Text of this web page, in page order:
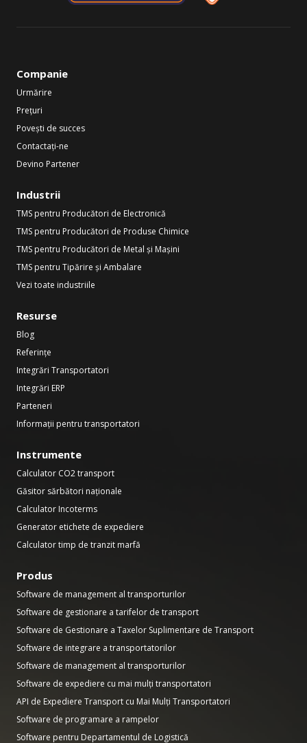
Companie
Urmărire
Prețuri
Povești de succes
Contactați-ne
Devino Partener
Industrii
TMS pentru Producători de Electronică
TMS pentru Producători de Produse Chimice
TMS pentru Producători de Metal și Mașini
TMS pentru Tipărire și Ambalare
Vezi toate industriile
Resurse
Blog
Referințe
Integrări Transportatori
Integrări ERP
Parteneri
Informații pentru transportatori
Instrumente
Calculator CO2 transport
Găsitor sărbători naționale
Calculator Incoterms
Generator etichete de expediere
Calculator timp de tranzit marfă
Produs
Software de management al transporturilor
Software de gestionare a tarifelor de transport
Software de Gestionare a Taxelor Suplimentare de Transport
Software de integrare a transportatorilor
Software de management al transporturilor
Software de expediere cu mai mulți transportatori
API de Expediere Transport cu Mai Mulți Transportatori
Software de programare a rampelor
Software pentru Departamentul de Logistică